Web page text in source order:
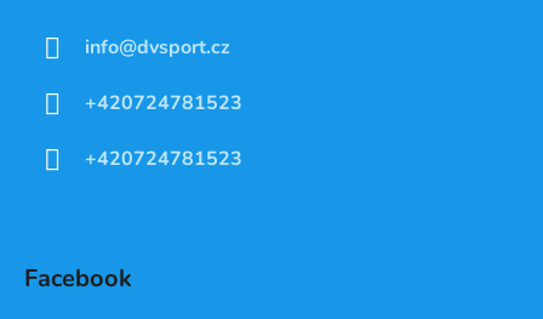
info@dvsport.cz
+420724781523
+420724781523
Facebook